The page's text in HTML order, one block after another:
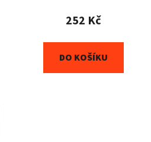
252 Kč
DO KOŠÍKU